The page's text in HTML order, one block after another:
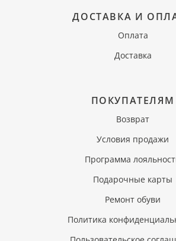
ДОСТАВКА И
Оплата
Доставка
ПОКУПАТЕЛЯМ
Возврат
Условия продажи
Программа
Подарочные карты
Ремонт обуви
Политика